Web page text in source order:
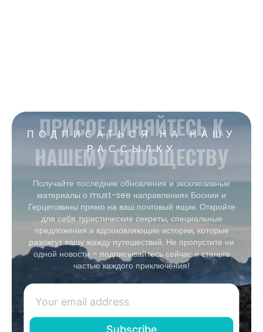
ПОДПИСАТЬСЯ НА НАШУ
РАССЫЛКУ
ПРИСОЕДИНЯЙТЕСЬ К
НАШЕМУ СООБЩЕСТВУ
Получайте последние обновления и эксклюзивные
материалы о must-see направлениях Боснии и
Герцеговины прямо на ваш почтовый ящик. Откройте
для себя туристические секреты, специальные
предложения и вдохновляющие истории, которые
разожгут вашу жажду путешествий. Не пропустите ни
одной новости – подписывайтесь сейчас и станьте
частью каждого приключения!